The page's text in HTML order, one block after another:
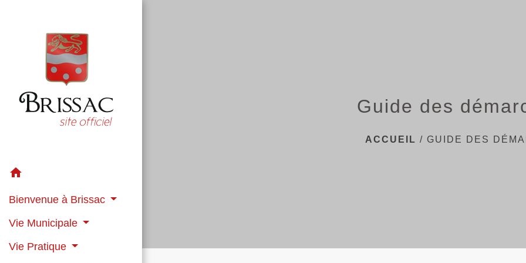
home
Bienvenue à Brissac
Vie Municipale
Vie Pratique
Guide des
ACCUEIL / GUIDE DES